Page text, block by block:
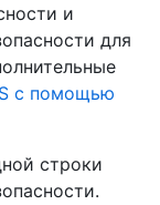
и
для
с помощью
строки